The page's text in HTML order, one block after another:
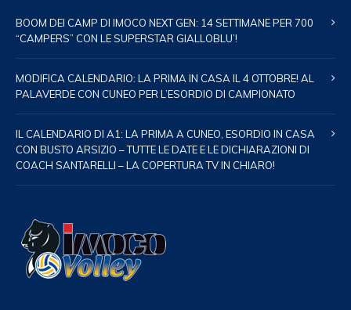
BOOM DEI CAMP DI IMOCO NEXT GEN: 14 SETTIMANE PER 700
“CAMPERS” CON LE SUPERSTAR GIALLOBLU’!
MODIFICA CALENDARIO: LA PRIMA IN CASA IL 4 OTTOBRE! AL
PALAVERDE CON CUNEO PER L’ESORDIO DI CAMPIONATO
IL CALENDARIO DI A1: LA PRIMA A CUNEO, ESORDIO IN CASA
CON BUSTO ARSIZIO – TUTTE LE DATE E LE DICHIARAZIONI DI
COACH SANTARELLI – LA COPERTURA TV IN CHIARO!